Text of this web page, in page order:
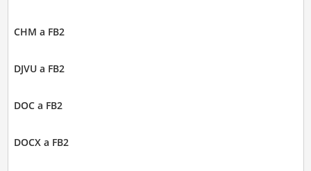
CHM a FB2
DJVU a FB2
DOC a FB2
DOCX a FB2